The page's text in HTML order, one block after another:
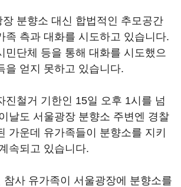
분향소 대신 합법적인 추모공간
족 측과 대화를 시도하고 있습니다.
민단체 등을 통해 대화를 시도했으
을 얻지 못하고 있습니다.
진철거 기한인 15일 오후 1시를 넘
날도 서울광장 분향소 주변엔 경찰
가운데 유가족들이 분향소를 지키
속되고 있습니다.
참사 유가족이 서울광장에 분향소를